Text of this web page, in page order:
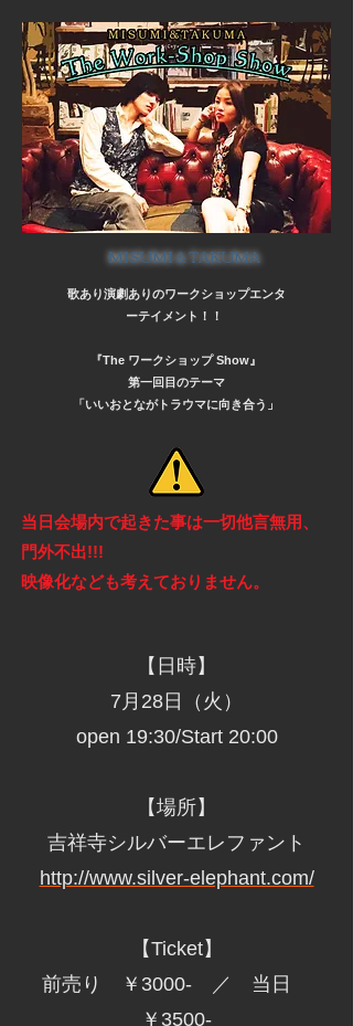
MISUMI＆TAKUMA
歌あり演劇ありのワークショップエンタ
ーテイメント！！
『The ワークショップ Show』
第一回目のテーマ
「いいおとながトラウマに向き合う」
当日会場内で起きた事は一切他言無用、
門外不出!!!
映像化なども考えておりません。
【日時】
7月28日（火）
open 19:30/Start 20:00
【場所】
吉祥寺シルバーエレファント
http://www.silver-elephant.com/
【Ticket】
前売り ￥3000- ／ 当日
￥3500-